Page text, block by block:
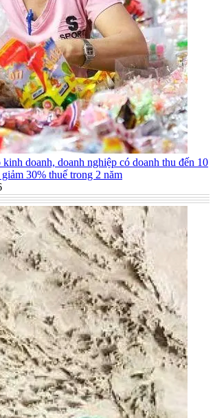
doanh, doanh nghiệp có doanh thu đến 10
30% thuế trong 2 năm